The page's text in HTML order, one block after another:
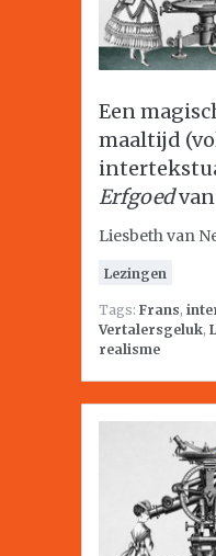
Een
maaltijd
Erfgoed
Liesbeth van
Lezingen
Tags: Frans,
Vertalersgeluk,
realisme